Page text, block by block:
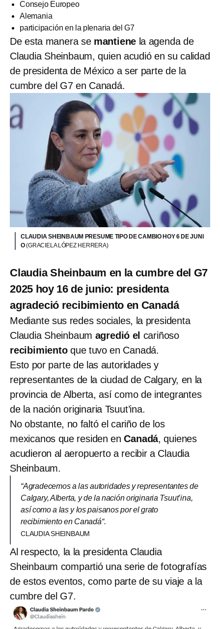
Consejo Europeo
Alemania
participación en la plenaria del G7
De esta manera se mantiene la agenda de
Claudia Sheinbaum, quien acudió en su calidad
de presidenta de México a ser parte de la
cumbre del G7 en Canadá.
CLAUDIA SHEINBAUM PRESUME TIPO DE CAMBIO HOY 6 DE JUNI
O(GRACIELA LÓPEZ HERRERA)
Claudia Sheinbaum en la cumbre del G7
2025 hoy 16 de junio: presidenta
agradeció recibimiento en Canadá
Mediante sus redes sociales, la presidenta
Claudia Sheinbaum agredió el cariñoso
recibimientoque tuvo en Canadá.
Esto por parte de las autoridades y
representantes de la ciudad de Calgary, en la
provincia de Alberta, así como de integrantes
de la nación originaria Tsuut’ina.
No obstante, no faltó el cariño de los
mexicanos que residen enCanadá, quienes
acudieron al aeropuerto a recibir a Claudia
Sheinbaum.
“Agradecemos a las autoridades y representantes de
Calgary, Alberta, y de la nación originaria Tsuut’ina,
así como a las y los paisanos por el grato
recibimiento en Canadá“.
CLAUDIA SHEINBAUM
Al respecto, la la presidenta Claudia
Sheinbaum compartió una serie de fotografías
de estos eventos, como parte de su viaje a la
cumbre del G7.